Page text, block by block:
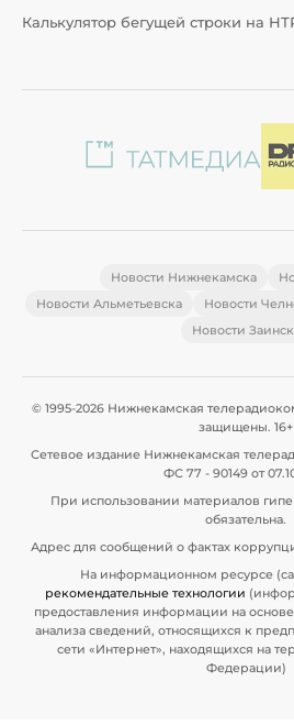
Калькулятор бегущей строки на
Новости Нижнекамска
Новости Альметьевска
Новости
Новости
© 1995-2026 Нижнекамская
защищены. 16+
Сетевое издание Нижнекамская
ФС 77 - 90149 от
При использовании материалов
обязательна.
Адрес для сообщений о фактах
На информационном ресурсе
рекомендательные технологии
предоставления информации на
анализа сведений, относящихся к
сети «Интернет», находящихся на
Федерации)